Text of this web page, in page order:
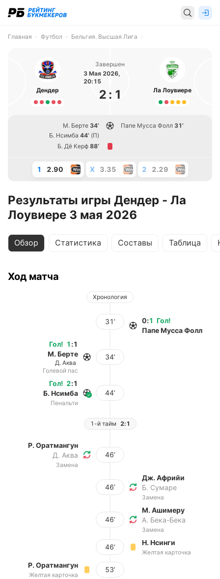
Главная Футбол Бельгия. Высшая Лига
Дендер
Завершен
3 Мая 2026,
20:15
2 : 1 Ла Лоувиере
М. Берте 34’
Б. Нсимба 44’ (П)
Папе Мусса Фолл 31’
Б. Дё Керф 88’
1 2.90 X 3.35 2 2.29
Результаты игры Дендер - Ла
Лоувиере 3 мая 2026
Обзор Статистика Составы Таблица
Ход матча
Хронология
31’ Гол!
0:1
Папе Мусса Фолл
Гол! 1 :1
М. Берте
Д. Аква
Голевой пас
34’
Гол! 2:1
Б. Нсимба
Пенальти
44’
1-й тайм 2:1
Р. Оратмангун
Д. Аква
Замена
46’
46’
Дж. Африйи
Б. Сумаре
Замена
46’
М. Ашимеру
А. Бека-Бека
Замена
46’
Н. Нсинги
Желтая карточка
Р. Оратмангун
Желтая карточка
53’